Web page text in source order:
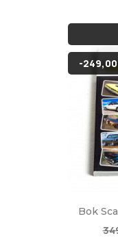
Bok
-249,00